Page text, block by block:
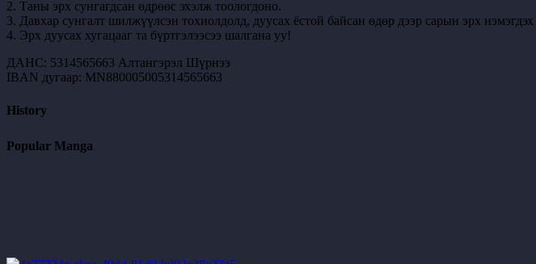
2. Таны эрх сунгагдсан өдрөөс эхэлж тоологдоно.
3. Давхар сунгалт шилжүүлсэн тохиолдолд, дуусах ёстой байсан өдөр дээр сарын эрх
4. Эрх дуусах хугацааг та бүртгэлээсээ шалгана уу!
ДАНС: 5314565663 Алтангэрэл Шүрнээ
IBAN дугаар: MN880005005314565663
History
Popular Manga